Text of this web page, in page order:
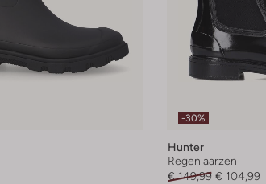
-30%
Hunter
Regenlaarzen
€ 149,99 € 104,99